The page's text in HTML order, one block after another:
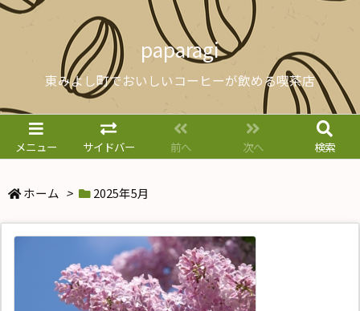
paparagi
東みよし町でおいしいコーヒーが飲める喫茶店
メニュー サイドバー 前へ 次へ 検索
ホーム > 2025年5月